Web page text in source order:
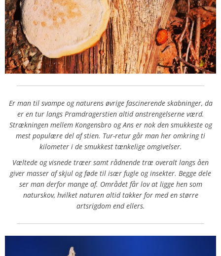
Er man til svampe og naturens øvrige fascinerende skabninger, da
er en tur langs Pramdragerstien altid anstrengelserne værd.
Strækningen mellem Kongensbro og Ans er nok den smukkeste og
mest populære del af stien. Tur-retur går man her omkring ti
kilometer i de smukkest tænkelige omgivelser.
Væltede og visnede træer samt rådnende træ overalt langs åen
giver masser af skjul og føde til især fugle og insekter. Begge dele
ser man derfor mange af. Området får lov at ligge hen som
naturskov, hvilket naturen altid takker for med en større
artsrigdom end ellers.